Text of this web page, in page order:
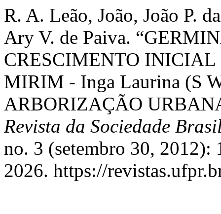
R. A. Leão, João, João P.
Ary V. de Paiva.
CRESCIMENTO
MIRIM - Inga Laurina (S
ARBORIZAÇÃO
Revista da Sociedade
no. 3 (setembro 30, 2012):
2026. https://